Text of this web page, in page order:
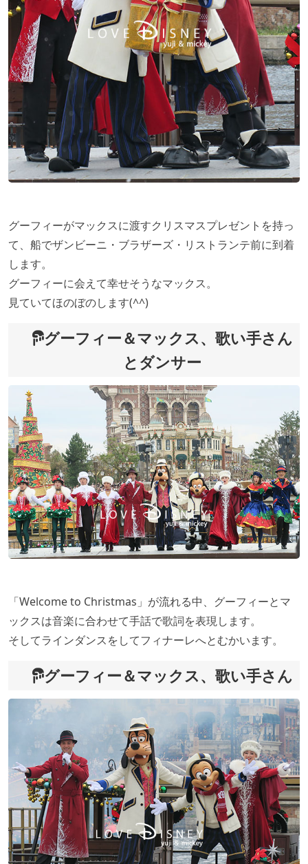
グーフィーがマックスに渡すクリスマスプレゼントを持っ
て、船でザンビーニ・ブラザーズ・リストランテ前に到着
します。
グーフィーに会えて幸せそうなマックス。
見ていてほのぼのします(^^)
グーフィー＆マックス、歌い手さん
とダンサー
「Welcome to Christmas」が流れる中、グーフィーとマ
ックスは音楽に合わせて手話で歌詞を表現します。
そしてラインダンスをしてフィナーレへとむかいます。
グーフィー＆マックス、歌い手さん